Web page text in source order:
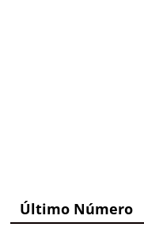
Último Número